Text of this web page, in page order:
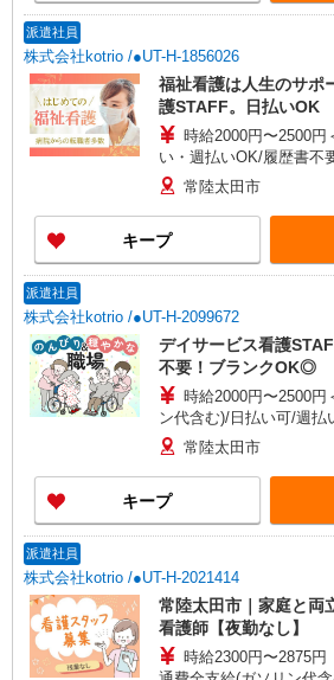
派遣社員
株式会社kotrio /●UT-H-1856026
福祉看護は人生のサポ
護STAFF。日払いOK
時給2000円〜2500
い・週払いOK/履歴書不
常陸太田市
キープ
派遣社員
株式会社kotrio /●UT-H-2099672
デイサービス看護
不要！ブランクOK◎
時給2000円〜2500円
ン代含む)/日払い可/週払
常陸太田市
キープ
派遣社員
株式会社kotrio /●UT-H-2021414
常陸太田市｜家庭と両
看護師【夜勤なし】
時給2300円〜2875